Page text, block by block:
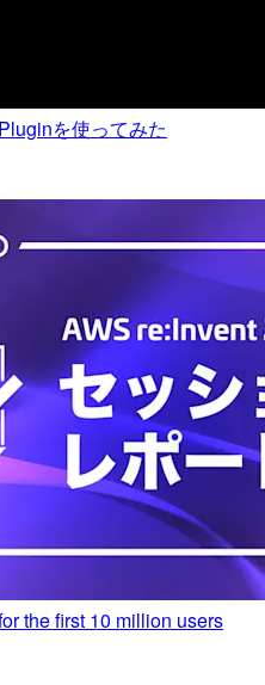
を使ってみた
the first 10 million users